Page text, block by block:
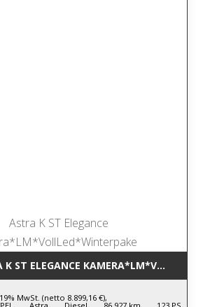
K ST ELEGANCE
MwSt. (netto 8.899,16 €),